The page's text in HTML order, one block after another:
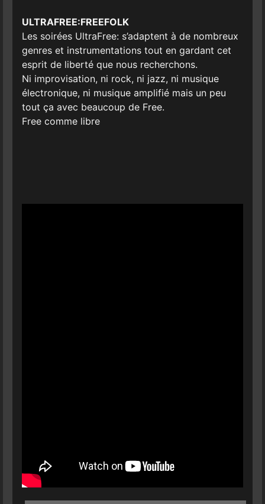
ULTRAFREE:FREEFOLK
Les soirées UltraFree: s’adaptent à de nombreux
genres et instrumentations tout en gardant cet
esprit de liberté que nous recherchons.
Ni improvisation, ni rock, ni jazz, ni musique
électronique, ni musique amplifié mais un peu
tout ça avec beaucoup de Free.
Free comme libre